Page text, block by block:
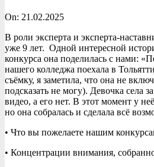
On: 21.02.2025
В роли эксперта и эксперта-
уже 9 лет. Одной интересной
конкурса она поделилась с нами:
нашего колледжа поехала в
съёмку, я заметила, что она не
подсказать не могу). Девочка села
видео, а его нет. В этот момент у
но она собралась и сделала всё
• Что вы пожелаете нашим
• Концентрации внимания,